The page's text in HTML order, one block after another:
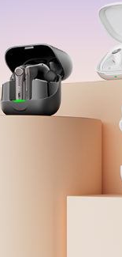
Wireless-
worden, sondern